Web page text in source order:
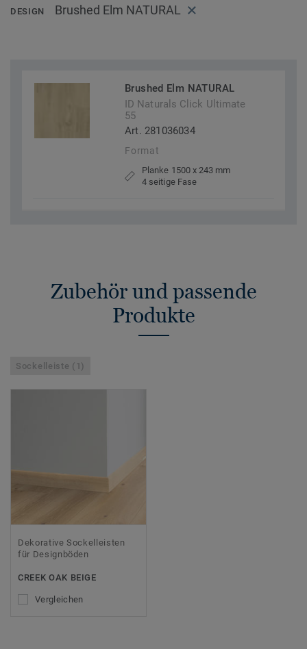
DESIGN Brushed Elm NATURAL
Brushed Elm NATURAL
ID Naturals Click Ultimate
55
Art. 281036034
Format
Planke 1500 x 243 mm
4 seitige Fase
Zubehör und passende
Produkte
Sockelleiste (1)
Dekorative Sockelleisten
für Designböden
CREEK OAK BEIGE
Vergleichen